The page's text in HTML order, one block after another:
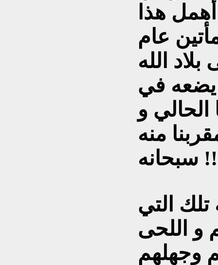
هذا
عام
الله
يضعه في
الحالي و
منه
سبحانه !!
تلك التي
و اللحى
وجهلهم